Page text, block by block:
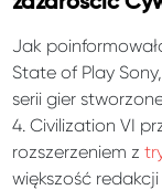
Jak
State of Play
serii gier
4. Civilization VI
rozszerzeniem z
większość